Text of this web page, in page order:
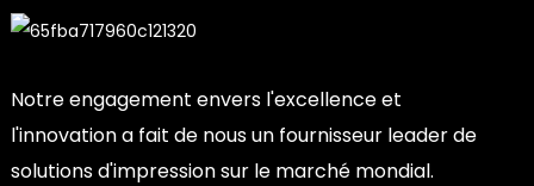
Notre engagement envers l'excellence et
l'innovation a fait de nous un fournisseur leader de
solutions d'impression sur le marché mondial.